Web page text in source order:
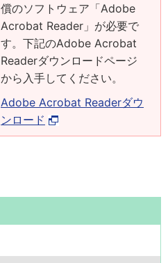
償のソフトウェア「Adobe
Acrobat Reader」が必要で
す。下記のAdobe Acrobat
Readerダウンロードページ
から入手してください。
Adobe Acrobat Readerダウ
ンロード